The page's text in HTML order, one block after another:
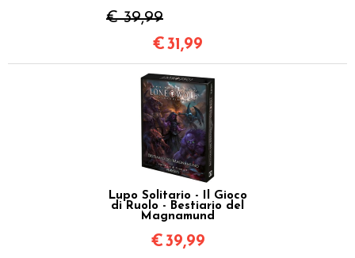
€ 39,99
€31,99
Lupo Solitario - Il Gioco
di Ruolo - Bestiario del
Magnamund
€39,99